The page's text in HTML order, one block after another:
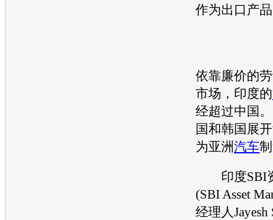
作为出口产
依靠廉价的
市场，印度的
经超过中国
国和韩国展
为亚洲汽车
印度SBI
(SBI Asset
经理人